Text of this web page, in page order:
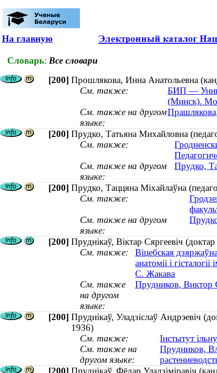
На главную
Словарь: Все словари
[200] Прошлякова, Инна Анатольевна
См. также:
БИП —
(Минск).
См. также на другом
языке:
[200] Прудко, Татьяна Михайловна
См. также:
См. также на другом
языке:
Прудко,
[200] Прудко, Таццяна Міхайлаўна
См. также:
См. также на другом
языке:
[200] Пруднікаў, Віктар Сяргеевіч
См. также:
Віцебская
анатоміі і
С. Жакава
См. также
на другом
языке:
Прудников, Виктор
[200] Пруднікаў, Уладзіслаў Андрэевіч
1936)
См. также:
Інстытут
См. также на
другом языке:
Прудников,